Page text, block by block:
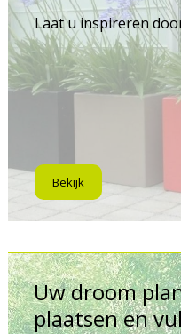
Laat u inspireren
Bekijk
Uw droom
plaatsen en